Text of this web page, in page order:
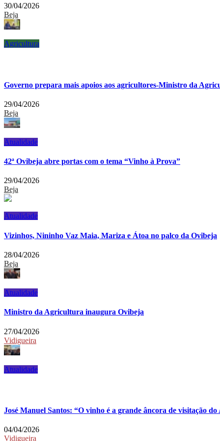
30/04/2026
Beja
Agricultura
Governo prepara mais apoios aos agricultores-Ministro da
29/04/2026
Beja
Atualidade
42ª Ovibeja abre portas com o tema “Vinho à Prova”
29/04/2026
Beja
Atualidade
Vizinhos, Nininho Vaz Maia, Mariza e Átoa no palco da Ovibeja
28/04/2026
Beja
Atualidade
Ministro da Agricultura inaugura Ovibeja
27/04/2026
Vidigueira
Atualidade
José Manuel Santos: “O vinho é a grande âncora de visitação
04/04/2026
Vidigueira